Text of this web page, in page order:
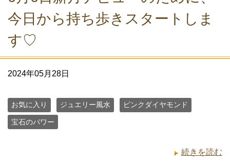
今日から持ち歩きスタートしま
す♡
2024年05月28日
お気に入り ジュエリー風水 ピンクダイヤモンド
宝石のパワー
続きを読む